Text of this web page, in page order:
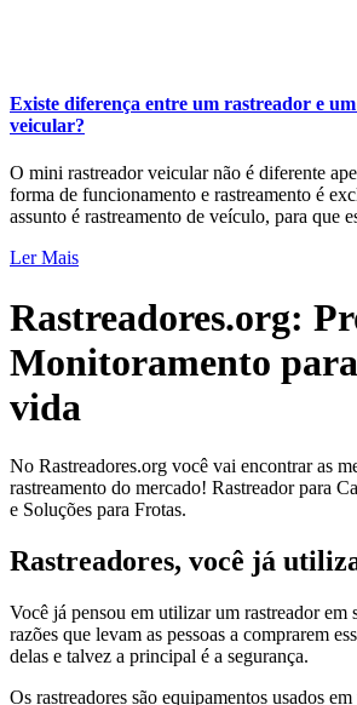
Existe diferença entre um rastreador e
veicular?
O mini rastreador veicular não é diferente
forma de funcionamento e rastreamento é
assunto é rastreamento de veículo, para que
Ler Mais
Rastreadores.org:
Monitoramento
vida
No Rastreadores.org você vai encontrar as
rastreamento do mercado! Rastreador para
e Soluções para Frotas.
Rastreadores, você já
Você já pensou em utilizar um rastreador em
razões que levam as pessoas a comprarem
delas e talvez a principal é a segurança.
Os rastreadores são equipamentos usados